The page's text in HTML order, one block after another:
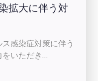
拡大に伴う対
感染症対策に伴う
をいただき…